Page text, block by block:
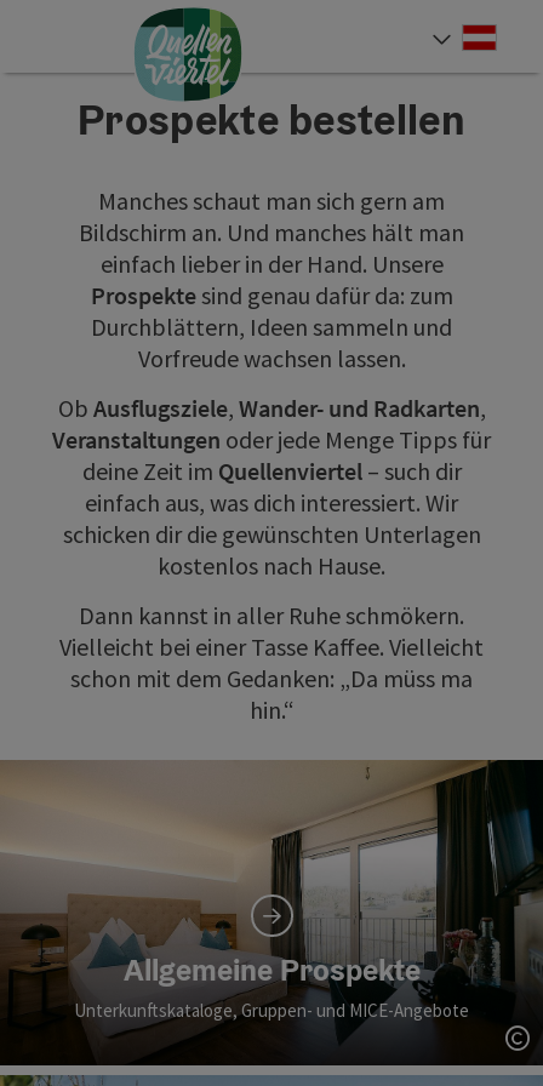
Zum InhaltAccesskey
[0]
Zur Navigation Accesskey
[1]
Zum Seitenanfang Accesskey
[2]
Prospekte bestellen
Manches schaut man sich gern am
Bildschirm an. Und manches hält man
einfach lieber in der Hand. Unsere
Prospektesind genau dafür da: zum
Durchblättern, Ideen sammeln und
Vorfreude wachsen lassen.
Ob Ausflugsziele, Wander- und Radkarten,
Veranstaltungen oder jede Menge Tipps für
deine Zeit im Quellenviertel– such dir
einfach aus, was dich interessiert. Wir
schicken dir die gewünschten Unterlagen
kostenlos nach Hause.
Dann kannst in aller Ruhe schmökern.
Vielleicht bei einer Tasse Kaffee. Vielleicht
schon mit dem Gedanken: „Da müss ma
hin.“
Allgemeine Prospekte
Unterkunftskataloge, Gruppen- und MICE-Angebote